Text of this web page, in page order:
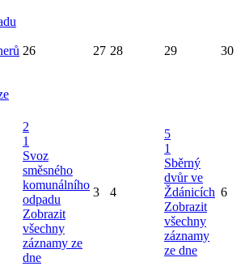
26 27 28 29 30
2
1
Svoz
směsného
komunálního
odpadu
Zobrazit
všechny
záznamy ze
dne
3 4
5
1
Sběrný
dvůr ve
Ždánicích
Zobrazit
všechny
záznamy
ze dne
6